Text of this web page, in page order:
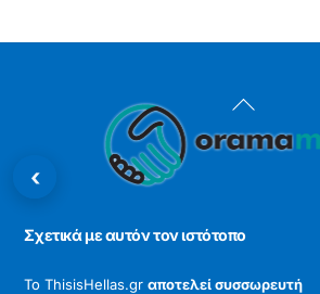
Back
To
Σχετικά με αυτόν τον ιστότοπο
Το ThisisHellas.grαποτελεί συσσωρευτή
‹